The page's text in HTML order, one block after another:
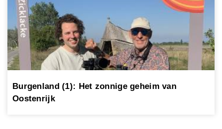
Burgenland (1): Het zonnige geheim van
Oostenrijk